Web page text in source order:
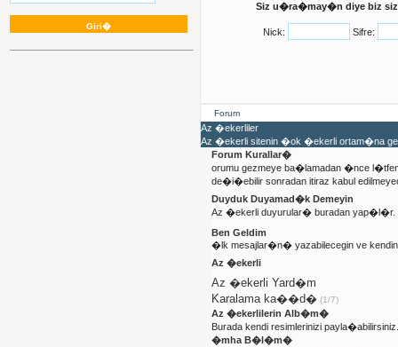
Siz u�ra�may�n diye biz
Nick: Sifre:
Forum
Az �ekerliler
Az �ekerli sitenin �ok �ekerli ortam�na
Forum Kurallar�
orumu gezmeye ba�lamadan �nce
de�i�ebilir sonradan itiraz kabul
Duyduk Duyamad�k Demeyin
Az �ekerli duyurular� buradan yap�l�r.
Ben Geldim
�lk mesajlar�n� yazabilecegin ve
Az �ekerli
Az �ekerli Yard�m
Karalama ka��d�(1/7)
Az �ekerlilerin Alb�m�
Burada kendi resimlerinizi payla�abilirsiniz.
�mha B�l�m�